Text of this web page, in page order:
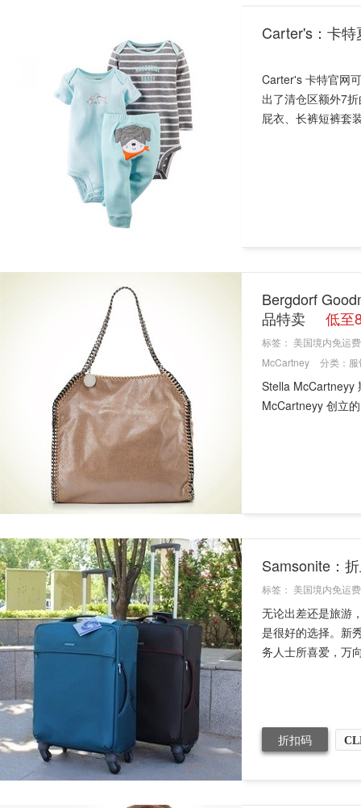
Carter's：卡
Carter's 卡特官网
出了清仓区额外7
屁衣、长裤短裤套
Bergdorf
品特卖
低至
标签： 美国境内免运费
McCartney
分类：
Stella McCartneyy
McCartneyy 创立
Samsonite：
标签： 美国境内免运费
无论出差还是旅游
是很好的选择。新
务人士所喜爱，万
折扣码